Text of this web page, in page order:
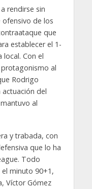
rendirse sin
ofensivo de los
que
establecer el 1-
Con el
al
Rodrigo
del
al
y trabada, con
que lo ha
Todo
minuto 90+1,
Víctor Gómez